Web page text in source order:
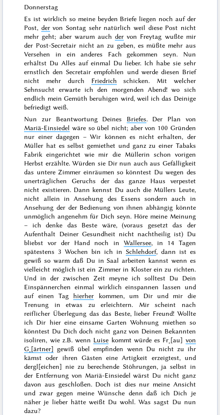
Donnerstag
Es ist wirklich so meine beyden Briefe liegen noch auf der
Post, dervon Sontag sehr natürlich weil diese Post nicht
mehr geht; aber warum auchder von Freytag wußte mir
der Post-Secretair nicht an zu geben, es müßte mehr aus
Versehen in ein anderes Fach gekommen seyn. Nun
erhältst Du Alles auf einmal Du lieber. Ich habe sie sehr
ernstlich den Secretair empfohlen und werde diesen Brief
nicht mehr durch Friedrich schicken. Mit welcher
Sehnsucht erwarte ich den morgenden Abend! wo sich
endlich mein Gemüth beruhigen wird, weil ich das Deinige
befriedigt weiß.
Nun zur Beantwortung Deines Briefes. Der Plan von
Mariä-Einsiedel wäre so übel nicht; aber von 100 Gründen
nur einerdagegen – Wir können es nicht erhalten, der
Müller hat es selbst gemiethet und ganz zu einer Tabaks
Fabrik eingerichtet wie mir die Müllerin schon vorigen
Herbst erzählte. Würden sie Dir nun auch aus Gefälligkeit
das untere Zimmer einräumen so könntest Du wegen des
unerträglichen Geruchs der das ganze Haus verpestet
nicht existieren. Dann kennst Du auch die Müllers Leute,
nicht allein in Ansehung des Essens sondern auch in
Ansehung der der Bedienung von ihnen abhängig könnte
unmöglich angenehm für Dich seyn. Höre meine Meinung
– ich denke das Beste wäre, (voraus gesetzt das der
Aufenthalt Deiner Gesundheit nicht nachtheilig ist) Du
bliebst vor der Hand noch in Wallersee, in 14 Tagen
spätestens 3 Wochen bin ich in Schlehdorf, dann ist es
gewiß so warm daß Du in Saal arbeiten kannst wenn es
vielleicht möglich ist ein Zimmer in Kloster ein zu richten.
Und in der zwischen Zeit meyne ich solltest Du Dein
Einspännerchen einmal wirklich einspannen lassen und
auf einen Tag hierher kommen, um Dir und mir die
Trenung in etwas zu erleichtern. Mir scheint nach
reiflicher Überlegung das das Beste, lieber Freund! Wollte
ich Dir hier eine einsame Garten Wohnung miethen so
könntest Du Dich doch nicht ganz von Deinen Bekannten
isoliren, wie z.B. wenn Luise kommt würde es Fr˖[au] von
G˖[ärtner] gewiß übel empfinden wenn Du nicht zu ihr
kämst oder ihren Gästen eine Artigkeit erzeigtest, und
dergl[eichen] nie zu berechende Stöhrungen, ja selbst in
der Entfernung von Mariä-Einsiedel wärst Du nicht ganz
davon aus geschloßen. Doch ist dies nur meine Ansicht
und zwar gegen meineWünsche denn daß ich Dich je
näher je lieber hätte weißt Du wohl. Was sagst Du nun
dazu?